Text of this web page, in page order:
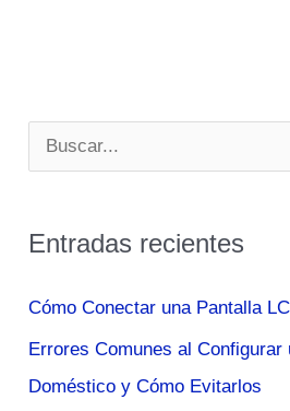
u
c
p
o
Entradas recientes
Cómo Conectar una Pantalla
Errores Comunes al Configurar
Doméstico y Cómo Evitarlos